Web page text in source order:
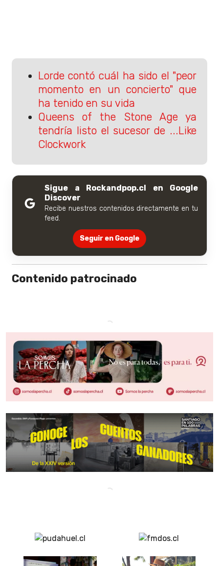
Lorde contó cuál ha sido el "peor
momento en un concierto" que
ha tenido en su vida
Queens of the Stone Age ya
tendría listo el sucesor de ...Like
Clockwork
Sigue a Rockandpop.cl en Google
Discover
Recibe nuestros contenidos directamente en tu
feed.
Seguir en Google
Contenido patrocinado